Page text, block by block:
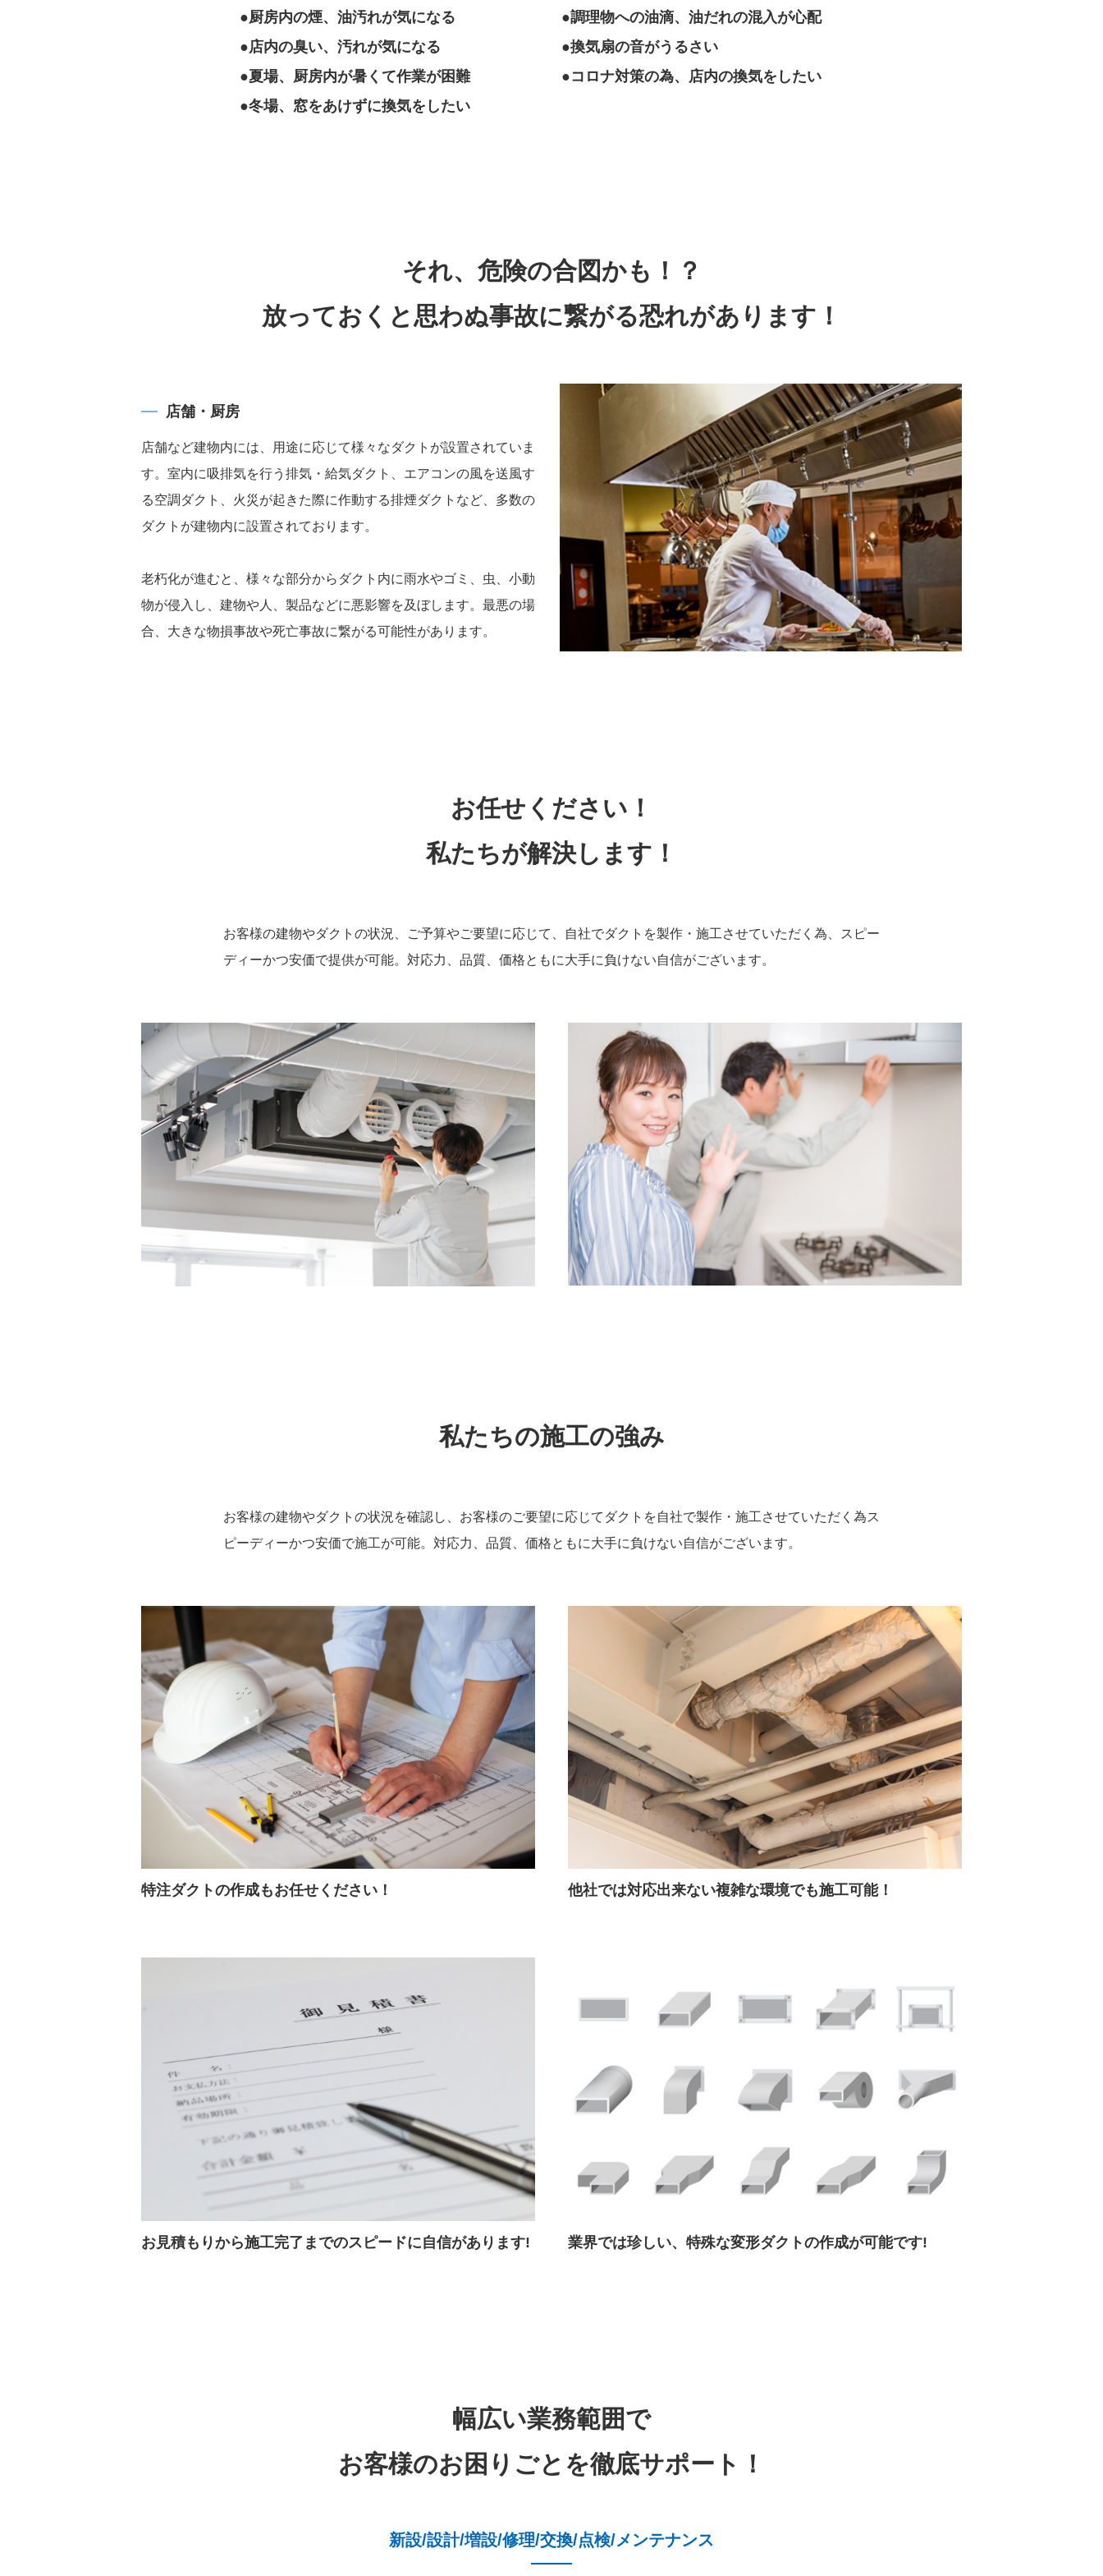
●厨房内の煙、油汚れが気になる
●調理物への油滴、油だれの混入が心配
●店内の臭い、汚れが気になる
●換気扇の音がうるさい
●夏場、厨房内が暑くて作業が困難
●コロナ対策の為、店内の換気をしたい
●冬場、窓をあけずに換気をしたい
それ、危険の合図かも！？
放っておくと思わぬ事故に繋がる恐れがあります！
店舗・厨房
店舗など建物内には、用途に応じて様々なダクトが設置されていま
す。室内に吸排気を行う排気・給気ダクト、エアコンの風を送風す
る空調ダクト、火災が起きた際に作動する排煙ダクトなど、多数の
ダクトが建物内に設置されております。
老朽化が進むと、様々な部分からダクト内に雨水やゴミ、虫、小動
物が侵入し、建物や人、製品などに悪影響を及ぼします。最悪の場
合、大きな物損事故や死亡事故に繋がる可能性があります。
お任せください！
私たちが解決します！
お客様の建物やダクトの状況、ご予算やご要望に応じて、自社でダクトを製作・施工させていただく為、スピー
ディーかつ安価で提供が可能。対応力、品質、価格ともに大手に負けない自信がございます。
私たちの施工の強み
お客様の建物やダクトの状況を確認し、お客様のご要望に応じてダクトを自社で製作・施工させていただく為ス
ピーディーかつ安価で施工が可能。対応力、品質、価格ともに大手に負けない自信がございます。
特注ダクトの作成もお任せください！ 他社では対応出来ない複雑な環境でも施工可能！
お見積もりから施工完了までのスピードに自信があります! 業界では珍しい、特殊な変形ダクトの作成が可能です!
幅広い業務範囲で
お客様のお困りごとを徹底サポート！
新設/設計/増設/修理/交換/点検/メンテナンス